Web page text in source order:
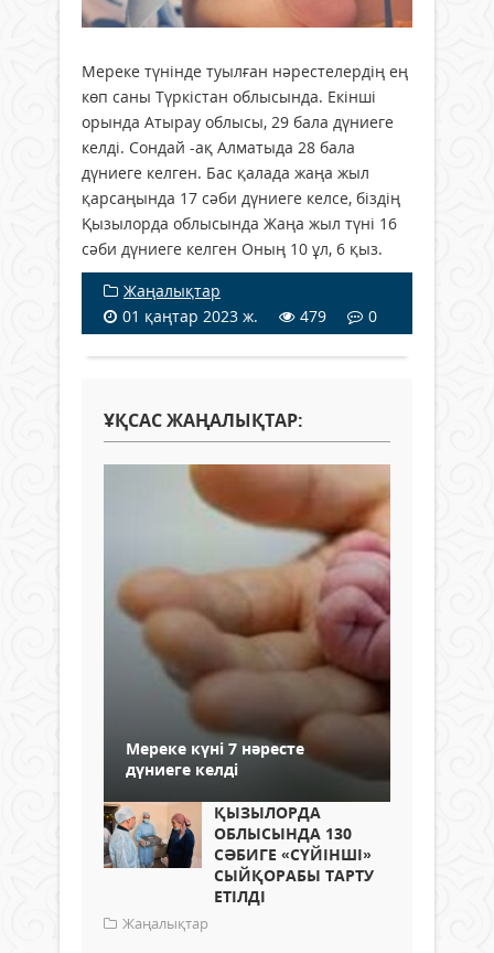
Мереке түнінде туылған нәрестелердің ең
көп саны Түркістан облысында. Екінші
орында Атырау облысы, 29 бала дүниеге
келді. Сондай -ақ Алматыда 28 бала
дүниеге келген. Бас қалада жаңа жыл
қарсаңында 17 сәби дүниеге келсе, біздің
Қызылорда облысында Жаңа жыл түні 16
сәби дүниеге келген Оның 10 ұл, 6 қыз.
Жаңалықтар
01 қаңтар 2023 ж.
479 0
ҰҚСАС ЖАҢАЛЫҚТАР:
Мереке күні 7 нәресте
дүниеге келді
​ҚЫЗЫЛОРДА
ОБЛЫСЫНДА 130
СӘБИГЕ «СҮЙІНШІ»
СЫЙҚОРАБЫ ТАРТУ
ЕТІЛДІ
Жаңалықтар